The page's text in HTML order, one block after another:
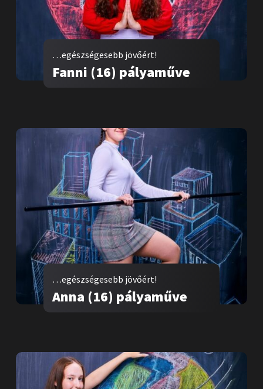
…egészségesebb jövőért!
Fanni (16) pályaműve
…egészségesebb jövőért!
Anna (16) pályaműve